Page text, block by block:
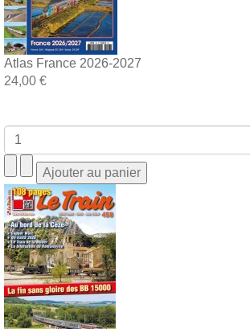
Atlas France 2026-2027
24,00 €